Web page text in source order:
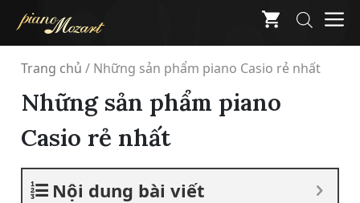
content
Trang chủ / Những sản phẩm piano Casio rẻ nhất
Những sản phẩm piano
Casio rẻ nhất
Nội dung bài viết